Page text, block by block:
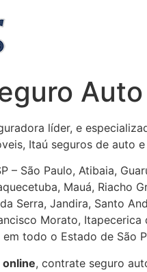
Auto
líder, e
Itaú seguros de auto
– São Paulo, Atibaia,
Mauá, Riacho
Serra, Jandira, Santo
Morato,
em todo o Estado de São
online, contrate seguro